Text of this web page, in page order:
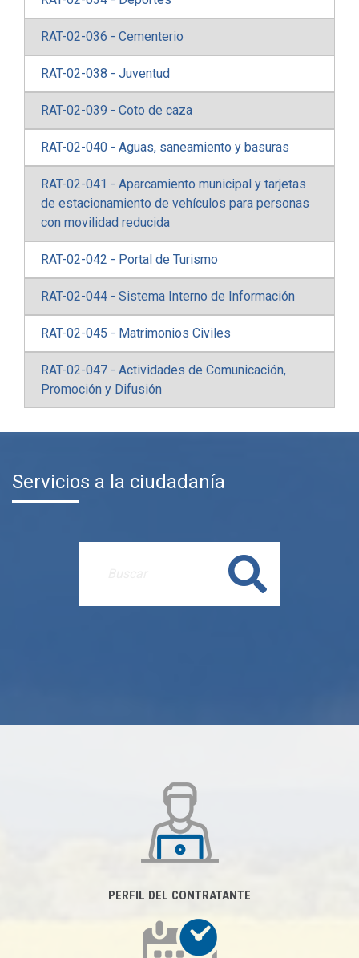
RAT-02-036 - Cementerio
RAT-02-038 - Juventud
RAT-02-039 - Coto de caza
RAT-02-040 - Aguas, saneamiento y basuras
RAT-02-041 - Aparcamiento municipal y tarjetas
de estacionamiento de vehículos para personas
con movilidad reducida
RAT-02-042 - Portal de Turismo
RAT-02-044 - Sistema Interno de Información
RAT-02-045 - Matrimonios Civiles
RAT-02-047 - Actividades de Comunicación,
Promoción y Difusión
Servicios a la ciudadanía
Buscar
PERFIL DEL CONTRATANTE